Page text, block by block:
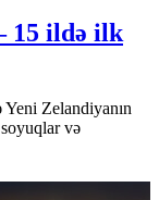
15 ildə ilk
Zelandiyanın
və